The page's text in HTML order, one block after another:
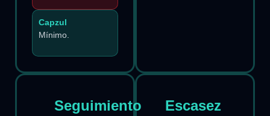
Capzul
Mínimo.
Seguimiento
Escasez